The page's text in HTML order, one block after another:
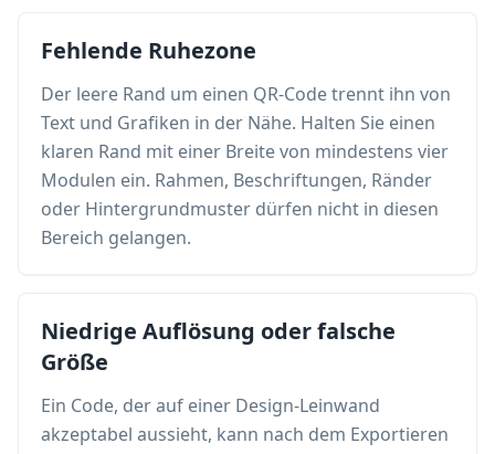
Fehlende Ruhezone
Der leere Rand um einen QR-Code trennt ihn von
Text und Grafiken in der Nähe. Halten Sie einen
klaren Rand mit einer Breite von mindestens vier
Modulen ein. Rahmen, Beschriftungen, Ränder
oder Hintergrundmuster dürfen nicht in diesen
Bereich gelangen.
Niedrige Auflösung oder falsche
Größe
Ein Code, der auf einer Design-Leinwand
akzeptabel aussieht, kann nach dem Exportieren